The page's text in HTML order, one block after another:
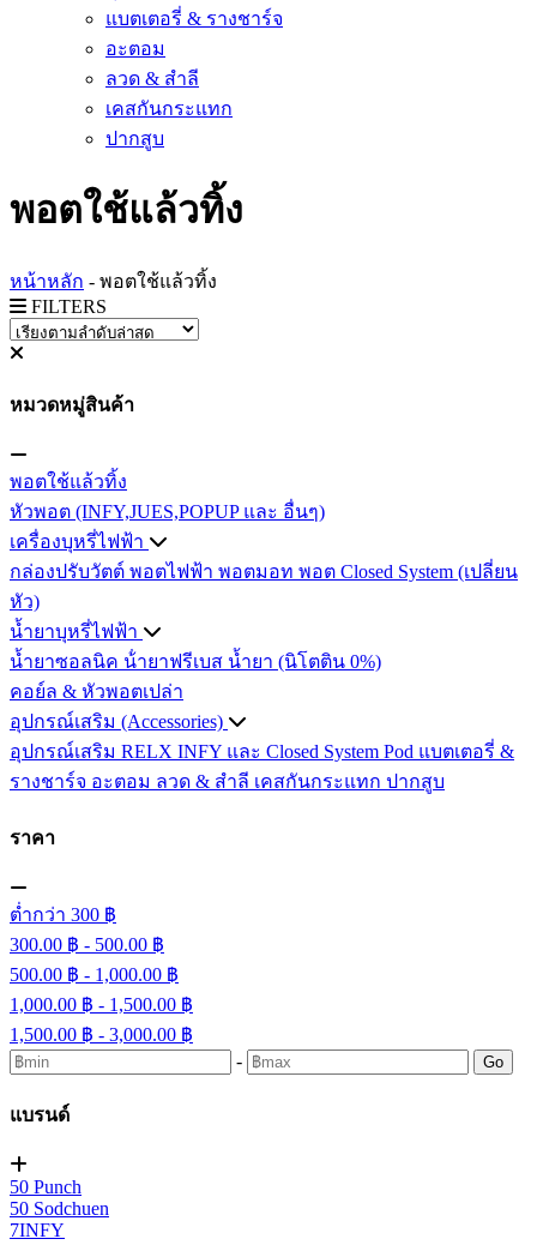
แบตเตอรี่ & รางชาร์จ
อะตอม
ลวด ​& สำลี
เคสกันกระแทก
ปากสูบ
พอตใช้แล้วทิ้ง
หน้าหลัก - พอตใช้แล้วทิ้ง
FILTERS
หมวดหมู่สินค้า
พอตใช้แล้วทิ้ง
หัวพอต (INFY,JUES,POPUP และ อื่นๆ)
เครื่องบุหรี่ไฟฟ้า
กล่องปรับวัตต์ พอตไฟฟ้า พอตมอท พอต Closed System (เปลี่ยน
หัว)
น้ำยาบุหรี่ไฟฟ้า
น้ำยาซอลนิค น้ํายาฟรีเบส น้ำยา (นิโตติน 0%)
คอย์ล & หัวพอตเปล่า
อุปกรณ์เสริม (Accessories)
อุปกรณ์เสริม RELX INFY และ Closed System Pod แบตเตอรี่ &
รางชาร์จ อะตอม ลวด ​& สำลี เคสกันกระแทก ปากสูบ
ราคา
ต่ำกว่า 300 ฿
300.00 ฿ - 500.00 ฿
500.00 ฿ - 1,000.00 ฿
1,000.00 ฿ - 1,500.00 ฿
1,500.00 ฿ - 3,000.00 ฿
-
Go
แบรนด์
50 Punch
50 Sodchuen
7INFY